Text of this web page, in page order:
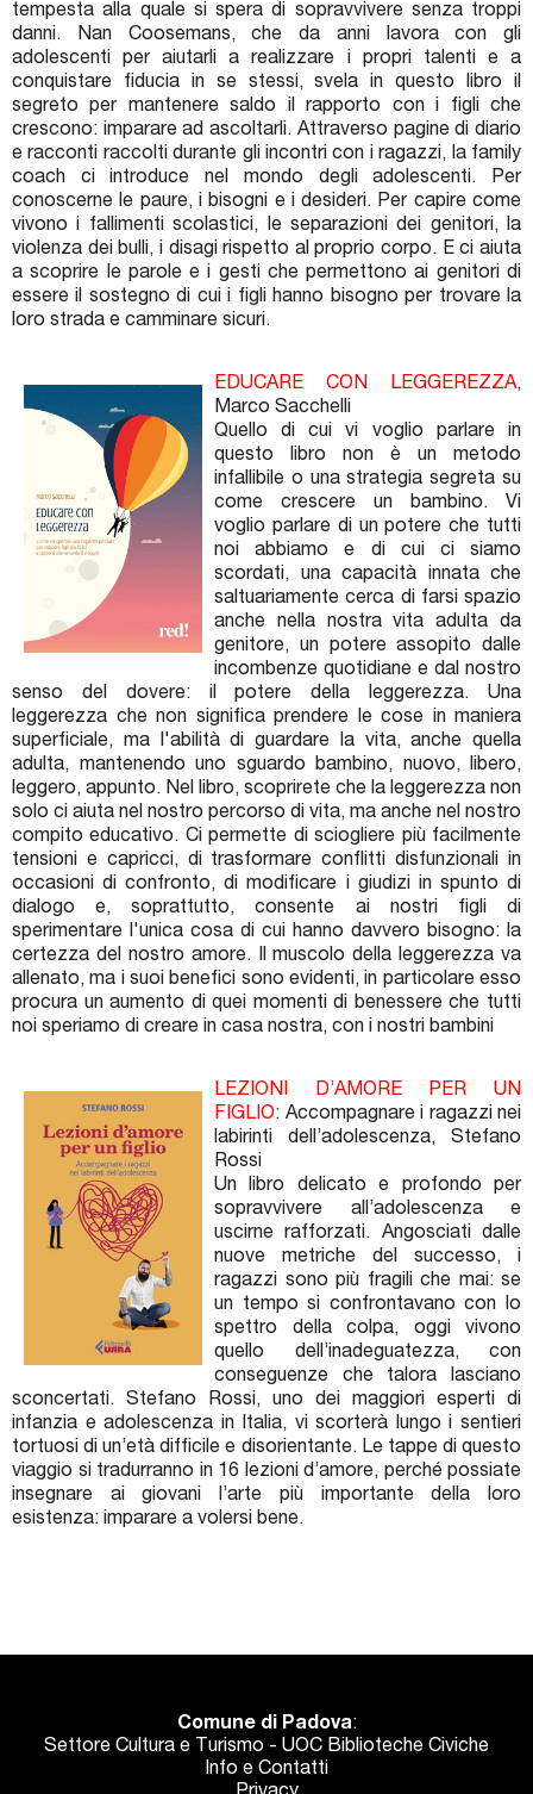
tempesta alla quale si spera di sopravvivere senza troppi
danni. Nan Coosemans, che da anni lavora con gli
adolescenti per aiutarli a realizzare i propri talenti e a
conquistare fiducia in se stessi, svela in questo libro il
segreto per mantenere saldo il rapporto con i figli che
crescono: imparare ad ascoltarli. Attraverso pagine di diario
e racconti raccolti durante gli incontri con i ragazzi, la family
coach ci introduce nel mondo degli adolescenti. Per
conoscerne le paure, i bisogni e i desideri. Per capire come
vivono i fallimenti scolastici, le separazioni dei genitori, la
violenza dei bulli, i disagi rispetto al proprio corpo. E ci aiuta
a scoprire le parole e i gesti che permettono ai genitori di
essere il sostegno di cui i figli hanno bisogno per trovare la
loro strada e camminare sicuri.
EDUCARE CON LEGGEREZZA,
Marco Sacchelli
Quello di cui vi voglio parlare in
questo libro non è un metodo
infallibile o una strategia segreta su
come crescere un bambino. Vi
voglio parlare di un potere che tutti
noi abbiamo e di cui ci siamo
scordati, una capacità innata che
saltuariamente cerca di farsi spazio
anche nella nostra vita adulta da
genitore, un potere assopito dalle
incombenze quotidiane e dal nostro
senso del dovere: il potere della leggerezza. Una
leggerezza che non significa prendere le cose in maniera
superficiale, ma l'abilità di guardare la vita, anche quella
adulta, mantenendo uno sguardo bambino, nuovo, libero,
leggero, appunto. Nel libro, scoprirete che la leggerezza non
solo ci aiuta nel nostro percorso di vita, ma anche nel nostro
compito educativo. Ci permette di sciogliere più facilmente
tensioni e capricci, di trasformare conflitti disfunzionali in
occasioni di confronto, di modificare i giudizi in spunto di
dialogo e, soprattutto, consente ai nostri figli di
sperimentare l'unica cosa di cui hanno davvero bisogno: la
certezza del nostro amore. Il muscolo della leggerezza va
allenato, ma i suoi benefici sono evidenti, in particolare esso
procura un aumento di quei momenti di benessere che tutti
noi speriamo di creare in casa nostra, con i nostri bambini
LEZIONI D’AMORE PER UN
FIGLIO: Accompagnare i ragazzi nei
labirinti dell’adolescenza, Stefano
Rossi
Un libro delicato e profondo per
sopravvivere all’adolescenza e
uscirne rafforzati. Angosciati dalle
nuove metriche del successo, i
ragazzi sono più fragili che mai: se
un tempo si confrontavano con lo
spettro della colpa, oggi vivono
quello dell’inadeguatezza, con
conseguenze che talora lasciano
sconcertati. Stefano Rossi, uno dei maggiori esperti di
infanzia e adolescenza in Italia, vi scorterà lungo i sentieri
tortuosi di un’età difficile e disorientante. Le tappe di questo
viaggio si tradurranno in 16 lezioni d’amore, perché possiate
insegnare ai giovani l’arte più importante della loro
esistenza: imparare a volersi bene.
Comune di Padova:
Settore Cultura e Turismo - UOC Biblioteche Civiche
Info e Contatti